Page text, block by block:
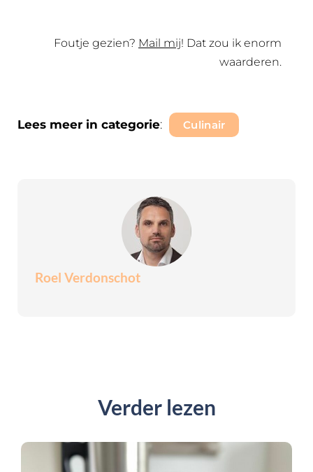
Foutje gezien? Mail mij! Dat zou ik enorm
waarderen.
Lees meer in categorie: Culinair
Roel Verdonschot
Verder lezen